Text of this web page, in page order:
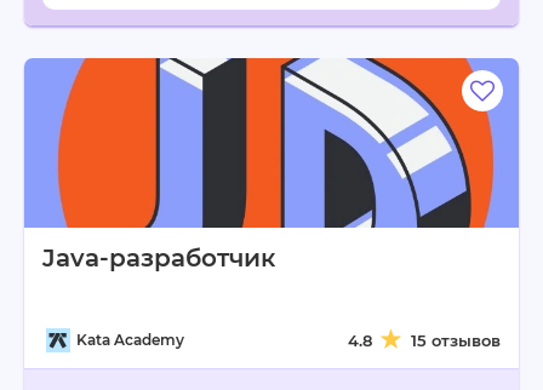
Java-разработчик
Kata Academy 4.8 15 отзывов